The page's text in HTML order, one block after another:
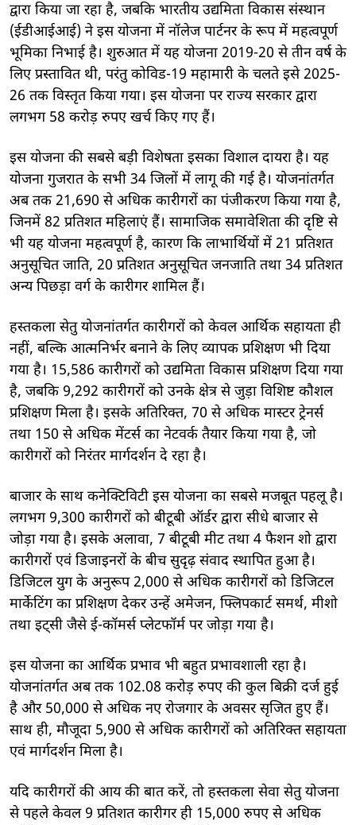
द्वारा किया जा रहा है, जबकि भारतीय उद्यमिता विकास संस्थान
(ईडीआईआई) ने इस योजना में नॉलेज पार्टनर के रूप में महत्वपूर्ण
भूमिका निभाई है। शुरुआत में यह योजना 2019-20 से तीन वर्ष के
लिए प्रस्तावित थी, परंतु कोविड-19 महामारी के चलते इसे 2025-
26 तक विस्तृत किया गया। इस योजना पर राज्य सरकार द्वारा
लगभग 58 करोड़ रुपए खर्च किए गए हैं।
इस योजना की सबसे बड़ी विशेषता इसका विशाल दायरा है। यह
योजना गुजरात के सभी 34 जिलों में लागू की गई है। योजनांतर्गत
अब तक 21,690 से अधिक कारीगरों का पंजीकरण किया गया है,
जिनमें 82 प्रतिशत महिलाएं हैं। सामाजिक समावेशिता की दृष्टि से
भी यह योजना महत्वपूर्ण है, कारण कि लाभार्थियों में 21 प्रतिशत
अनुसूचित जाति, 20 प्रतिशत अनुसूचित जनजाति तथा 34 प्रतिशत
अन्य पिछड़ा वर्ग के कारीगर शामिल हैं।
हस्तकला सेतु योजनांतर्गत कारीगरों को केवल आर्थिक सहायता ही
नहीं, बल्कि आत्मनिर्भर बनाने के लिए व्यापक प्रशिक्षण भी दिया
गया है। 15,586 कारीगरों को उद्यमिता विकास प्रशिक्षण दिया गया
है, जबकि 9,292 कारीगरों को उनके क्षेत्र से जुड़ा विशिष्ट कौशल
प्रशिक्षण मिला है। इसके अतिरिक्त, 70 से अधिक मास्टर ट्रेनर्स
तथा 150 से अधिक मेंटर्स का नेटवर्क तैयार किया गया है, जो
कारीगरों को निरंतर मार्गदर्शन दे रहा है।
बाजार के साथ कनेक्टिविटी इस योजना का सबसे मजबूत पहलू है।
लगभग 9,300 कारीगरों को बीटूबी ऑर्डर द्वारा सीधे बाजार से
जोड़ा गया है। इसके अलावा, 7 बीटूबी मीट तथा 4 फैशन शो द्वारा
कारीगरों एवं डिजाइनरों के बीच सुदृढ़ संवाद स्थापित हुआ है।
डिजिटल युग के अनुरूप 2,000 से अधिक कारीगरों को डिजिटल
मार्केटिंग का प्रशिक्षण देकर उन्हें अमेजन, फ्लिपकार्ट समर्थ, मीशो
तथा इट्सी जैसे ई-कॉमर्स प्लेटफॉर्म पर जोड़ा गया है।
इस योजना का आर्थिक प्रभाव भी बहुत प्रभावशाली रहा है।
योजनांतर्गत अब तक 102.08 करोड़ रुपए की कुल बिक्री दर्ज हुई
है और 50,000 से अधिक नए रोजगार के अवसर सृजित हुए हैं।
साथ ही, मौजूदा 5,900 से अधिक कारीगरों को अतिरिक्त सहायता
एवं मार्गदर्शन मिला है।
यदि कारीगरों की आय की बात करें, तो हस्तकला सेवा सेतु योजना
से पहले केवल 9 प्रतिशत कारीगर ही 15,000 रुपए से अधिक